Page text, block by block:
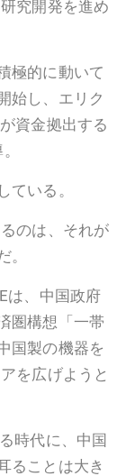
究開発を進め
極的に動いて
始し、エリク
資金拠出する
ている。
のは、それが
。
は、中国政府
圏構想「一帯
国製の機器を
を広げようと
時代に、中国
ることは大き